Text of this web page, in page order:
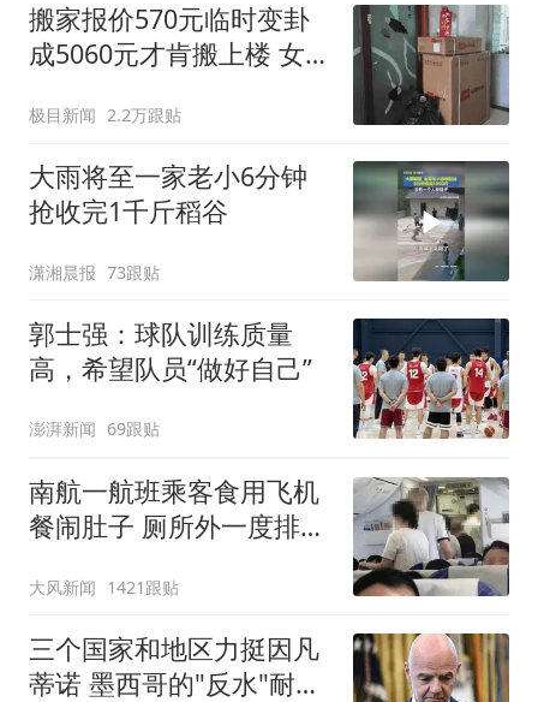
搬家报价570元临时变卦
成5060元才肯搬上楼 女子
极目新闻 2.2万跟贴
大雨将至一家老小6分钟
抢收完1千斤稻谷
潇湘晨报 73跟贴
郭士强：球队训练质量
高，希望队员“做好自己”
澎湃新闻 69跟贴
南航一航班乘客食用飞机
餐闹肚子 厕所外一度排长
大风新闻 1421跟贴
三个国家和地区力挺因凡
蒂诺 墨西哥的"反水"耐人